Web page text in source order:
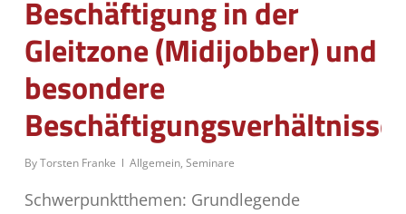
Beschäftigung in der
Gleitzone (Midijobber) und
besondere
Beschäftigungsverhältnisse
ByTorsten Franke Allgemein, Seminare
Schwerpunktthemen: Grundlegende